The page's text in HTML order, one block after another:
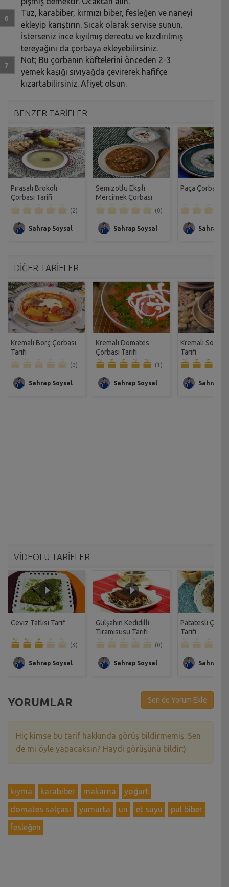
Tuz, karabiber, kırmızı biber, fesleğen ve naneyi
ekleyip karıştırın. Sıcak olarak servise sunun.
İsterseniz ince kıyılmış dereotu ve kızdırılmış
tereyağını da çorbaya ekleyebilirsiniz.
Not; Bu çorbanın köftelerini önceden 2-3
yemek kaşığı sıvıyağda çevirerek hafifçe
kızartabilirsiniz. Afiyet olsun.
BENZER TARİFLER
Pırasalı Brokoli
Çorbası Tarifi
(2)
Sahrap Soysal
Semizotlu Ekşili
Mercimek Çorbası
Tarifi
(0)
Sahrap Soysal
Paça Çorbası
Sahrap
DİĞER TARİFLER
Kremalı Borç Çorbası
Tarifi
(0)
Sahrap Soysal
Kremalı Domates
Çorbası Tarifi
(1)
Sahrap Soysal
Kremalı Soğan
Tarifi
Sahrap
VİDEOLU TARİFLER
Ceviz Tatlısı Tarif
(3)
Sahrap Soysal
Gülşahın Kedidilli
Tiramisusu Tarifi
(0)
Sahrap Soysal
Patatesli Çıtır
Tarifi
Sahrap
YORUMLAR Sen de Yorum Ekle
Hiç kimse bu tarif hakkında görüş bildirmemiş. Sen
de mi öyle yapacaksın? Haydi görüşünü bildir:)
kıyma karabiber makarna
yoğurt
domates salçası
yumurta un et suyu
pul biber
fesleğen